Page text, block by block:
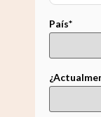
País*